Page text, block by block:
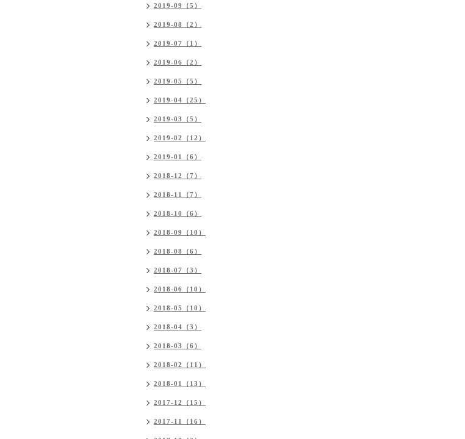
2019-09（5）
2019-08（2）
2019-07（1）
2019-06（2）
2019-05（5）
2019-04（25）
2019-03（5）
2019-02（12）
2019-01（6）
2018-12（7）
2018-11（7）
2018-10（6）
2018-09（10）
2018-08（6）
2018-07（3）
2018-06（10）
2018-05（10）
2018-04（3）
2018-03（6）
2018-02（11）
2018-01（13）
2017-12（15）
2017-11（16）